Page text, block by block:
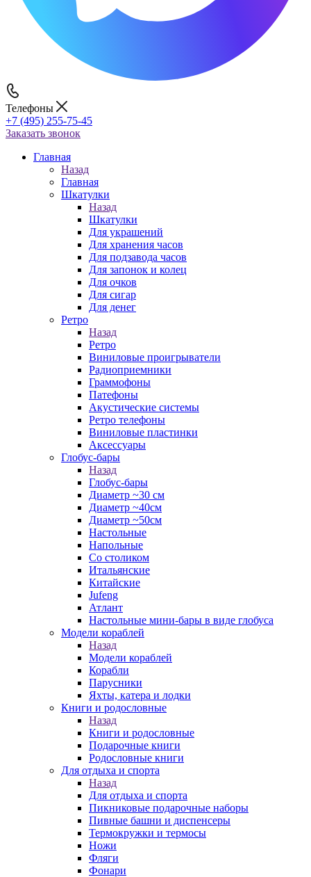
Телефоны
+7 (495) 255-75-45
Заказать звонок
Главная
Назад
Главная
Шкатулки
Назад
Шкатулки
Для украшений
Для хранения часов
Для подзавода часов
Для запонок и колец
Для очков
Для сигар
Для денег
Ретро
Назад
Ретро
Виниловые проигрыватели
Радиоприемники
Граммофоны
Патефоны
Акустические системы
Ретро телефоны
Виниловые пластинки
Аксессуары
Глобус-бары
Назад
Глобус-бары
Диаметр ~30 см
Диаметр ~40см
Диаметр ~50см
Настольные
Напольные
Со столиком
Итальянские
Китайские
Jufeng
Атлант
Настольные мини-бары в виде глобуса
Модели кораблей
Назад
Модели кораблей
Корабли
Парусники
Яхты, катера и лодки
Книги и родословные
Назад
Книги и родословные
Подарочные книги
Родословные книги
Для отдыха и спорта
Назад
Для отдыха и спорта
Пикниковые подарочные наборы
Пивные башни и диспенсеры
Термокружки и термосы
Ножи
Фляги
Фонари